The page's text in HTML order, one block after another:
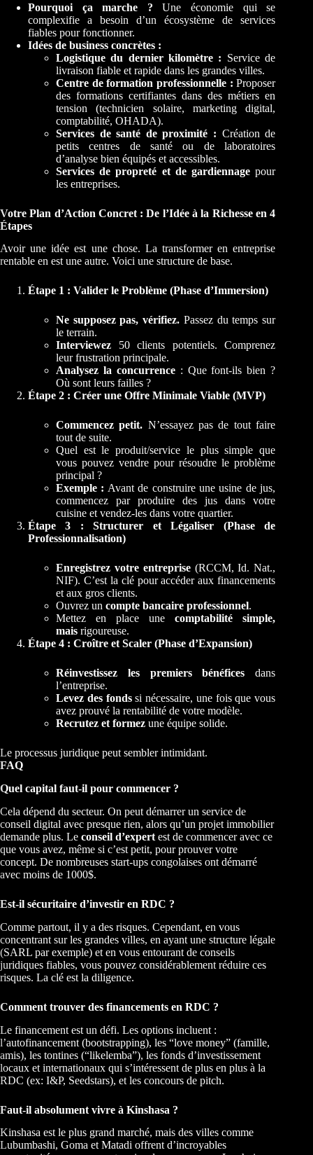
Pourquoi ça marche ? Une économie qui se
complexifie a besoin d’un écosystème de services
fiables pour fonctionner.
Idées de business concrètes :
Logistique du dernier kilomètre : Service de
livraison fiable et rapide dans les grandes villes.
Centre de formation professionnelle : Proposer
des formations certifiantes dans des métiers en
tension (technicien solaire, marketing digital,
comptabilité, OHADA).
Services de santé de proximité : Création de
petits centres de santé ou de laboratoires
d’analyse bien équipés et accessibles.
Services de propreté et de gardiennage pour
les entreprises.
Votre Plan d’Action Concret : De l’Idée à la Richesse en 4
Étapes
Avoir une idée est une chose. La transformer en entreprise
rentable en est une autre. Voici une structure de base.
Étape 1 : Valider le Problème (Phase d’Immersion)
Ne supposez pas, vérifiez. Passez du temps sur
le terrain.
Interviewez 50 clients potentiels. Comprenez
leur frustration principale.
Analysez la concurrence: Que font-ils bien ?
Où sont leurs failles ?
Étape 2 : Créer une Offre Minimale Viable (MVP)
Commencez petit. N’essayez pas de tout faire
tout de suite.
Quel est le produit/service le plus simple que
vous pouvez vendre pour résoudre le problème
principal ?
Exemple : Avant de construire une usine de jus,
commencez par produire des jus dans votre
cuisine et vendez-les dans votre quartier.
Étape 3 : Structurer et Légaliser (Phase de
Professionnalisation)
Enregistrez votre entreprise(RCCM, Id. Nat.,
NIF). C’est la clé pour accéder aux financements
et aux gros clients.
Ouvrez un compte bancaire professionnel.
Mettez en place unecomptabilité simple,
mais rigoureuse.
Étape 4 : Croître et Scaler (Phase d’Expansion)
Réinvestissez les premiers bénéfices dans
l’entreprise.
Levez des fondssi nécessaire, une fois que vous
avez prouvé la rentabilité de votre modèle.
Recrutez et formez une équipe solide.
Le processus juridique peut sembler intimidant.
FAQ
Quel capital faut-il pour commencer ?
Cela dépend du secteur. On peut démarrer un service de
conseil digital avec presque rien, alors qu’un projet immobilier
demande plus. Le conseil d’expert est de commencer avec ce
que vous avez, même si c’est petit, pour prouver votre
concept. De nombreuses start-ups congolaises ont démarré
avec moins de 1000$.
Est-il sécuritaire d’investir en RDC ?
Comme partout, il y a des risques. Cependant, en vous
concentrant sur les grandes villes, en ayant une structure légale
(SARL par exemple) et en vous entourant de conseils
juridiques fiables, vous pouvez considérablement réduire ces
risques. La clé est la diligence.
Comment trouver des financements en RDC ?
Le financement est un défi. Les options incluent :
l’autofinancement (bootstrapping), les “love money” (famille,
amis), les tontines (“likelemba”), les fonds d’investissement
locaux et internationaux qui s’intéressent de plus en plus à la
RDC (ex: I&P, Seedstars), et les concours de pitch.
Faut-il absolument vivre à Kinshasa ?
Kinshasa est le plus grand marché, mais des villes comme
Lubumbashi, Goma et Matadi offrent d’incroyables